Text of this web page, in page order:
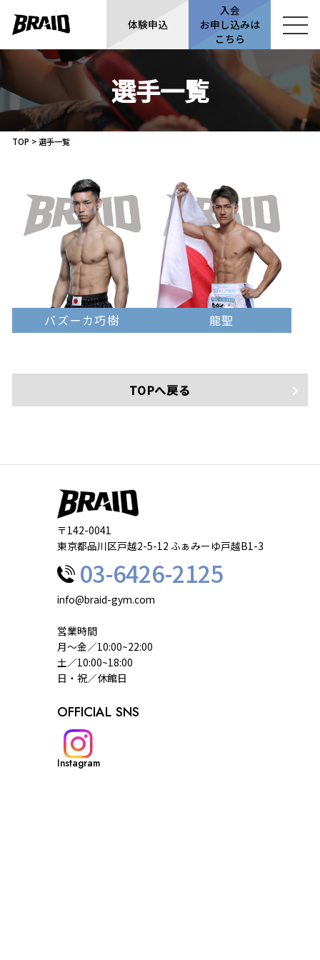
体験申込
入会
お申し込みは
こちら
選手一覧
TOP >選手一覧
バズーカ巧樹 龍聖
TOPへ戻る
〒142-0041
東京都品川区戸越2-5-12 ふぁみーゆ戸越B1-3
03-6426-2125
info@braid-gym.com
営業時間
月～金／10:00~22:00
土／10:00~18:00
日・祝／休館日
OFFICIAL SNS
Instagram